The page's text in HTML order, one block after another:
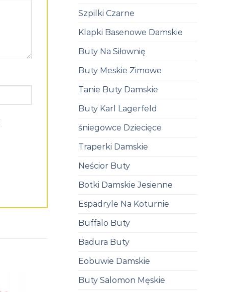
Szpilki Czarne
Klapki Basenowe Damskie
Buty Na Siłownię
Buty Meskie Zimowe
Tanie Buty Damskie
Buty Karl Lagerfeld
śniegowce Dziecięce
Traperki Damskie
Neścior Buty
Botki Damskie Jesienne
Espadryle Na Koturnie
Buffalo Buty
Badura Buty
Eobuwie Damskie
Buty Salomon Męskie